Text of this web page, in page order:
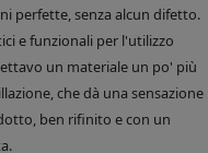
perfette, senza alcun difetto.
e funzionali per l'utilizzo
un materiale un po' più
che dà una sensazione
ben rifinito e con un